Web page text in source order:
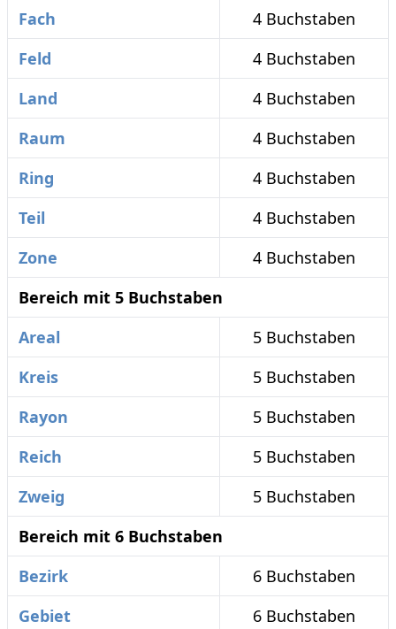
Fach
4 Buchstaben
Feld
4 Buchstaben
Land
4 Buchstaben
Raum
4 Buchstaben
Ring
4 Buchstaben
Teil
4 Buchstaben
Zone
4 Buchstaben
Bereich mit 5 Buchstaben
Areal
5 Buchstaben
Kreis
5 Buchstaben
Rayon
5 Buchstaben
Reich
5 Buchstaben
Zweig
5 Buchstaben
Bereich mit 6 Buchstaben
Bezirk
6 Buchstaben
Gebiet
6 Buchstaben